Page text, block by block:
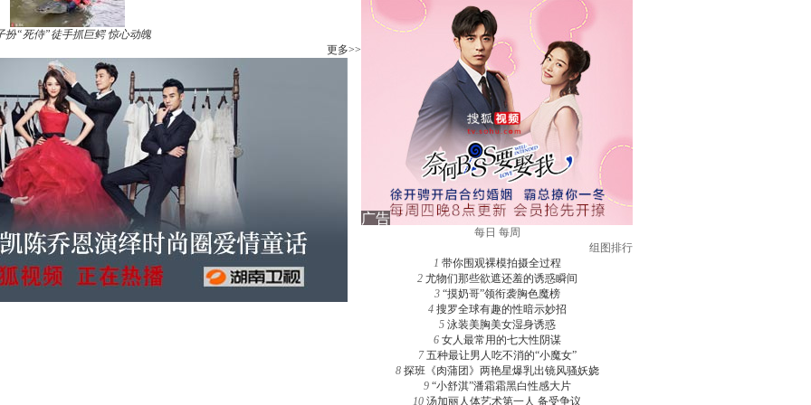
扮“死侍”徒手抓巨鳄 惊心动魄
更多>>
每日 每周
组图排行
1 带你围观裸模拍摄全过程
2 尤物们那些欲遮还羞的诱惑瞬间
3 “摸奶哥”领衔袭胸色魔榜
4 搜罗全球有趣的性暗示妙招
5 泳装美胸美女湿身诱惑
6 女人最常用的七大性阴谋
7 五种最让男人吃不消的“小魔女”
8 探班《肉蒲团》两艳星爆乳出镜风骚妖娆
9 “小舒淇”潘霜霜黑白性感大片
10 汤加丽人体艺术第一人 备受争议